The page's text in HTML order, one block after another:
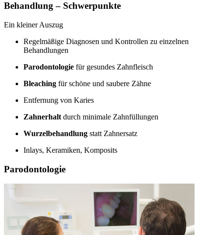
Behandlung – Schwerpunkte
Ein kleiner Auszug
Regelmäßige Diagnosen und Kontrollen zu einzelnen
Behandlungen
Parodontologie für gesundes Zahnfleisch
Bleaching für schöne und saubere Zähne
Entfernung von Karies
Zahnerhalt durch minimale Zahnfüllungen
Wurzelbehandlung statt Zahnersatz
Inlays, Keramiken, Komposits
Parodontologie